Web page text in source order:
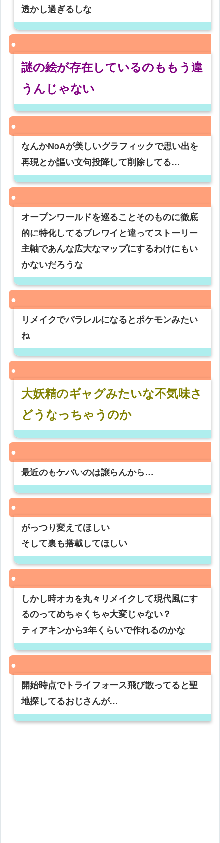
透かし過ぎるしな
謎の絵が存在しているのももう違
うんじゃない
なんかNoAが美しいグラフィックで思い出を
再現とか謳い文句投降して削除してる…
オープンワールドを巡ることそのものに徹底
的に特化してるブレワイと違ってストーリー
主軸であんな広大なマップにするわけにもい
かないだろうな
リメイクでパラレルになるとポケモンみたい
ね
大妖精のギャグみたいな不気味さ
どうなっちゃうのか
最近のもケバいのは譲らんから…
がっつり変えてほしい
そして裏も搭載してほしい
しかし時オカを丸々リメイクして現代風にす
るのってめちゃくちゃ大変じゃない？
ティアキンから3年くらいで作れるのかな
開始時点でトライフォース飛び散ってると聖
地探してるおじさんが…